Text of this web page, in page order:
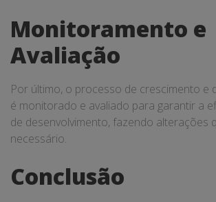
Monitoramento e
Avaliação
Por último, o processo de crescimento e
é monitorado e avaliado para garantir a
de desenvolvimento, fazendo alterações
necessário.
Conclusão